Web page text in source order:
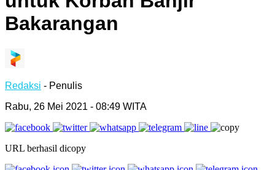
Bakarangan
Redaksi - Penulis
Rabu, 26 Mei 2021 - 08:49 WITA
URL berhasil dicopy